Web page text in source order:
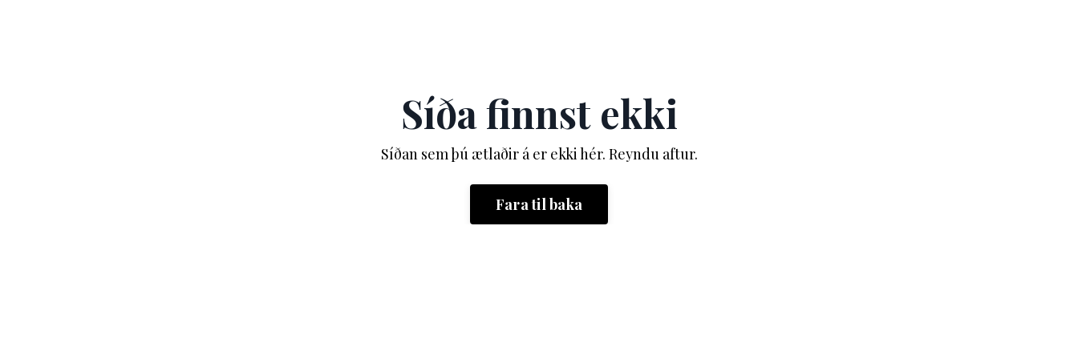
Síða finnst ekki
Síðan sem þú ætlaðir á er ekki hér. Reyndu aftur.
Fara til baka